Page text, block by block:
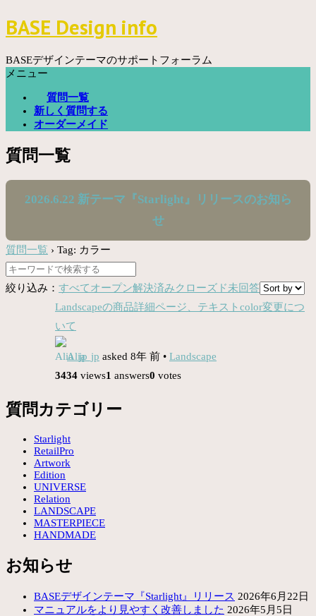
コ
ン
ン
ツ
BASE Design info
BASEデザインテーマのサポートフォーラム
メニュー
質問一覧
新しく質問する
オーダーメイド
質問一覧
2026.6.22 新テーマ『Starlight』リリースのお知ら
せ
質問一覧 › Tag: カラー
絞り込み： すべてオープン解決済みクローズド未回答
Landscapeの商品詳細ページ、テキストcolor変更につ
いて
Alia_jp asked 8年 前 • Landscape
3434 views1 answers0 votes
質問カテゴリー
Starlight
RetailPro
Artwork
Edition
UNIVERSE
Relation
LANDSCAPE
MASTERPIECE
HANDMADE
お知らせ
BASEデザインテーマ『Starlight』リリース 2026年6月22日
マニュアルをより見やすく改善しました 2026年5月5日